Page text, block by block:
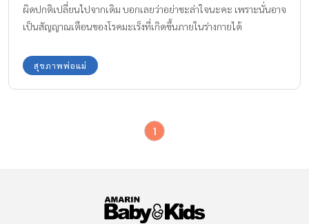
ผิดปกติเปลี่ยนไปจากเดิม บอกเลยว่าอย่าชะล่าใจนะคะ เพราะนั่นอาจ
เป็นสัญญาณเตือนของโรคมะเร็งที่เกิดขึ้นภายในร่างกายได้
สุขภาพพ่อแม่
1